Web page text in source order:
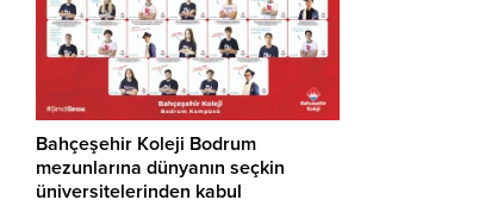
Bahçeşehir Koleji Bodrum
mezunlarına dünyanın seçkin
üniversitelerinden kabul